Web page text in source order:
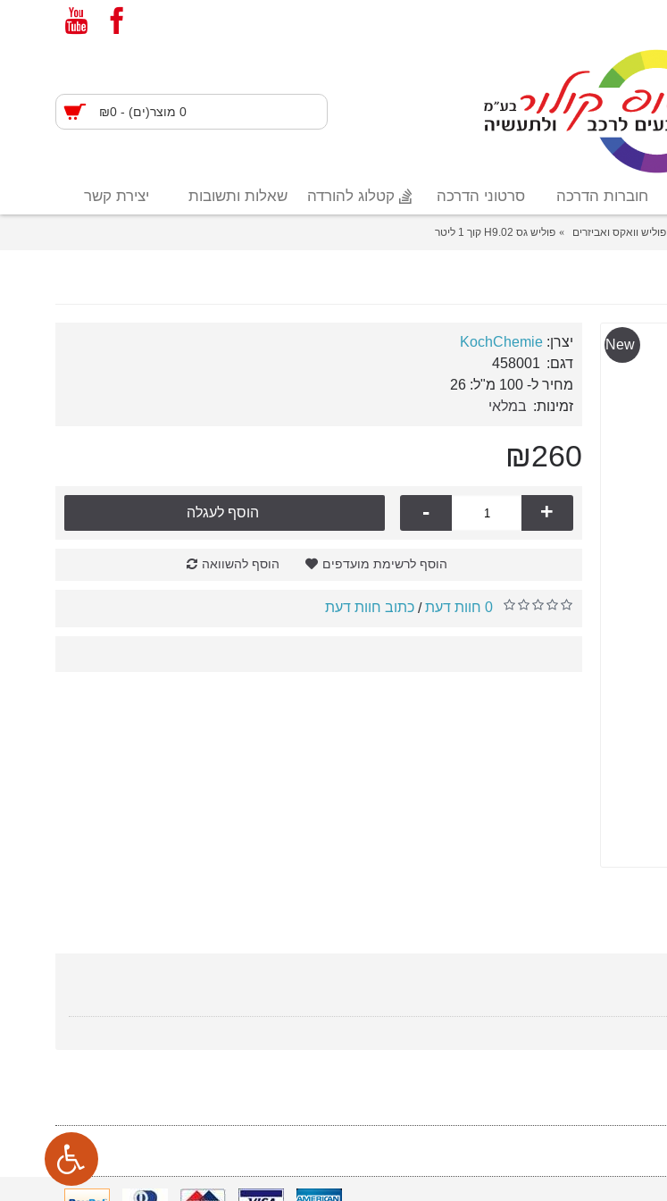
0 מוצר(ים) - ₪0
חוברות הדרכה סרטוני הדרכה קטלוג להורדה שאלות ותשובות יצירת קשר
פוליש וואקס ואביזרים פוליש גס H9.02 קוך 1 ליטר
New יצרן: KochChemie
דגם: 458001
מחיר ל- 100 מ"ל: 26
זמינות: במלאי
₪260
- + הוסף לעגלה
הוסף לרשימת מועדפים הוסף להשוואה
0 חוות דעת / כתוב חוות דעת